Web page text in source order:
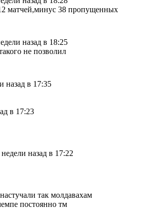
матчей,минус 38 пропущенных
назад в 18:25
не позволил
назад в 17:35
в 17:23
недели назад в 17:22
так молдавахам
постоянно тм